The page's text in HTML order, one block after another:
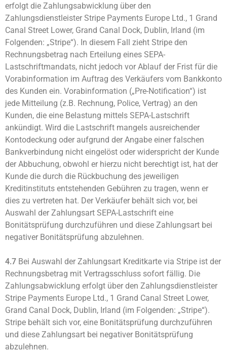
erfolgt die Zahlungsabwicklung über den
Zahlungsdienstleister Stripe Payments Europe Ltd., 1 Grand
Canal Street Lower, Grand Canal Dock, Dublin, Irland (im
Folgenden: „Stripe“). In diesem Fall zieht Stripe den
Rechnungsbetrag nach Erteilung eines SEPA-
Lastschriftmandats, nicht jedoch vor Ablauf der Frist für die
Vorabinformation im Auftrag des Verkäufers vom Bankkonto
des Kunden ein. Vorabinformation („Pre-Notification“) ist
jede Mitteilung (z.B. Rechnung, Police, Vertrag) an den
Kunden, die eine Belastung mittels SEPA-Lastschrift
ankündigt. Wird die Lastschrift mangels ausreichender
Kontodeckung oder aufgrund der Angabe einer falschen
Bankverbindung nicht eingelöst oder widerspricht der Kunde
der Abbuchung, obwohl er hierzu nicht berechtigt ist, hat der
Kunde die durch die Rückbuchung des jeweiligen
Kreditinstituts entstehenden Gebühren zu tragen, wenn er
dies zu vertreten hat. Der Verkäufer behält sich vor, bei
Auswahl der Zahlungsart SEPA-Lastschrift eine
Bonitätsprüfung durchzuführen und diese Zahlungsart bei
negativer Bonitätsprüfung abzulehnen.
4.7 Bei Auswahl der Zahlungsart Kreditkarte via Stripe ist der
Rechnungsbetrag mit Vertragsschluss sofort fällig. Die
Zahlungsabwicklung erfolgt über den Zahlungsdienstleister
Stripe Payments Europe Ltd., 1 Grand Canal Street Lower,
Grand Canal Dock, Dublin, Irland (im Folgenden: „Stripe“).
Stripe behält sich vor, eine Bonitätsprüfung durchzuführen
und diese Zahlungsart bei negativer Bonitätsprüfung
abzulehnen.